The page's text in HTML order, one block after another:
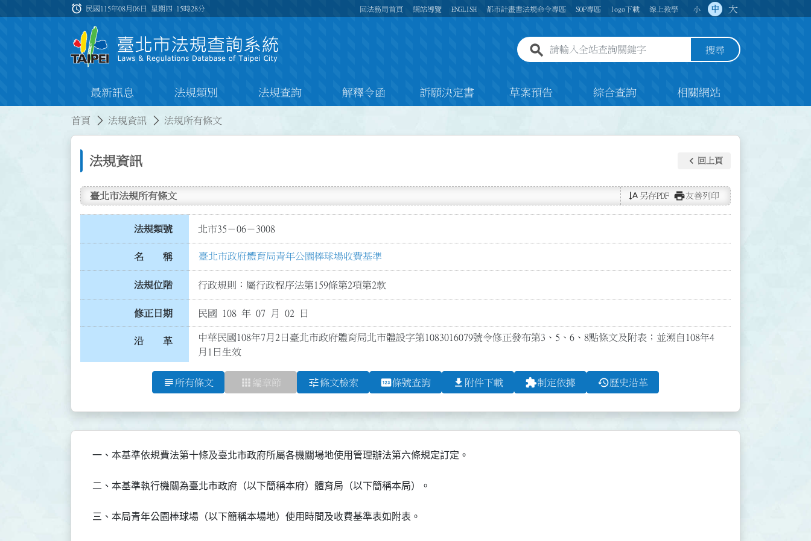
:::
alarm 民國115年08月06日 星期四 15時28分 回法務局首頁 網站導覽 ENGLISH 都市計畫書法規命令專區 SOP專區 logo下載 線上教學 小 中 大
全站查詢關鍵字欄位 搜尋
最新訊息 法規類別 法規查詢 解釋令函 訴願決定書 草案預告 綜合查詢 相關網站
首頁 法規資訊 法規所有條文
法規資訊 keyboard_arrow_left 回上頁
臺北市法規所有條文 text_rotate_vertical 另存PDF print友善列印
法規類號 北市35－06－3008
名 稱 臺北市政府體育局青年公園棒球場收費基準
法規位階 行政規則：屬行政程序法第159條第2項第2款
修正日期 民國 108 年 07 月 02 日
沿 革
中華民國108年7月2日臺北市政府體育局北市體設字第1083016079號令修正發布第3、5、6、8點條文及附表；並溯自108年4
月1日生效
subject 所有條文 apps 編章節 tune條文檢索 pin條號查詢 file_download 附件下載 extension制定依據 history歷史沿革
一、本基準依規費法第十條及臺北市政府所屬各機關場地使用管理辦法第六條規定訂定。
二、本基準執行機關為臺北市政府（以下簡稱本府）體育局（以下簡稱本局）。
三、本局青年公園棒球場（以下簡稱本場地）使用時間及收費基準表如附表。